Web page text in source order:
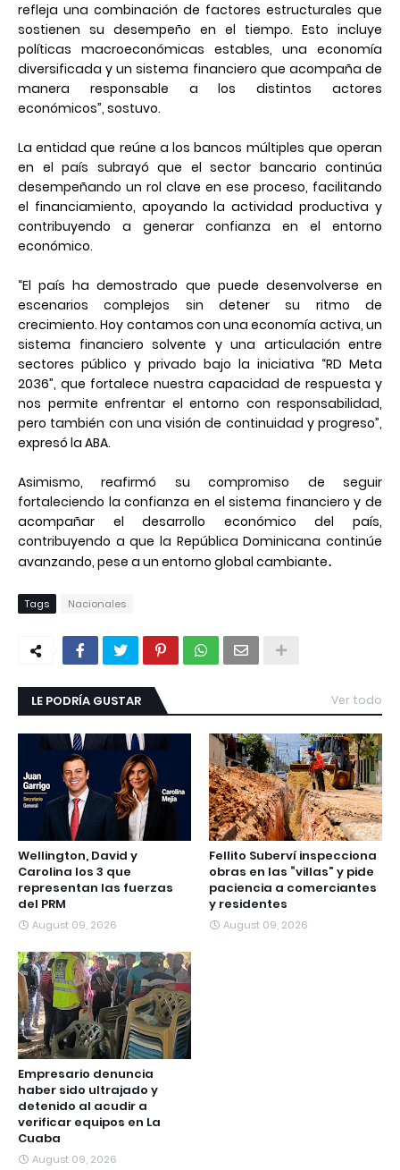
refleja una combinación de factores estructurales que
sostienen su desempeño en el tiempo. Esto incluye
políticas macroeconómicas estables, una economía
diversificada y un sistema financiero que acompaña de
manera responsable a los distintos actores
económicos”, sostuvo.
La entidad que reúne a los bancos múltiples que operan
en el país subrayó que el sector bancario continúa
desempeñando un rol clave en ese proceso, facilitando
el financiamiento, apoyando la actividad productiva y
contribuyendo a generar confianza en el entorno
económico.
“El país ha demostrado que puede desenvolverse en
escenarios complejos sin detener su ritmo de
crecimiento. Hoy contamos con una economía activa, un
sistema financiero solvente y una articulación entre
sectores público y privado bajo la iniciativa “RD Meta
2036”, que fortalece nuestra capacidad de respuesta y
nos permite enfrentar el entorno con responsabilidad,
pero también con una visión de continuidad y progreso”,
expresó la ABA.
Asimismo, reafirmó su compromiso de seguir
fortaleciendo la confianza en el sistema financiero y de
acompañar el desarrollo económico del país,
contribuyendo a que la República Dominicana continúe
avanzando, pese a un entorno global cambiante.
Tags Nacionales
LE PODRÍA GUSTAR Ver todo
Wellington, David y
Carolina los 3 que
representan las fuerzas
del PRM
August 09, 2026
Fellito Suberví inspecciona
obras en las “villas” y pide
paciencia a comerciantes
y residentes
August 09, 2026
Empresario denuncia
haber sido ultrajado y
detenido al acudir a
verificar equipos en La
Cuaba
August 09, 2026